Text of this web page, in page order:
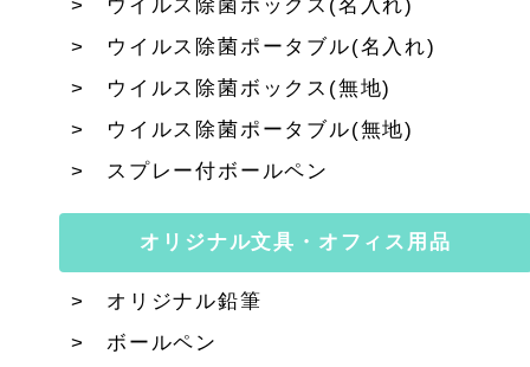
ウイルス除菌ボックス(名入れ)
ウイルス除菌ポータブル(名入れ)
ウイルス除菌ボックス(無地)
ウイルス除菌ポータブル(無地)
スプレー付ボールペン
オリジナル文具・オフィス用品
オリジナル鉛筆
ボールペン